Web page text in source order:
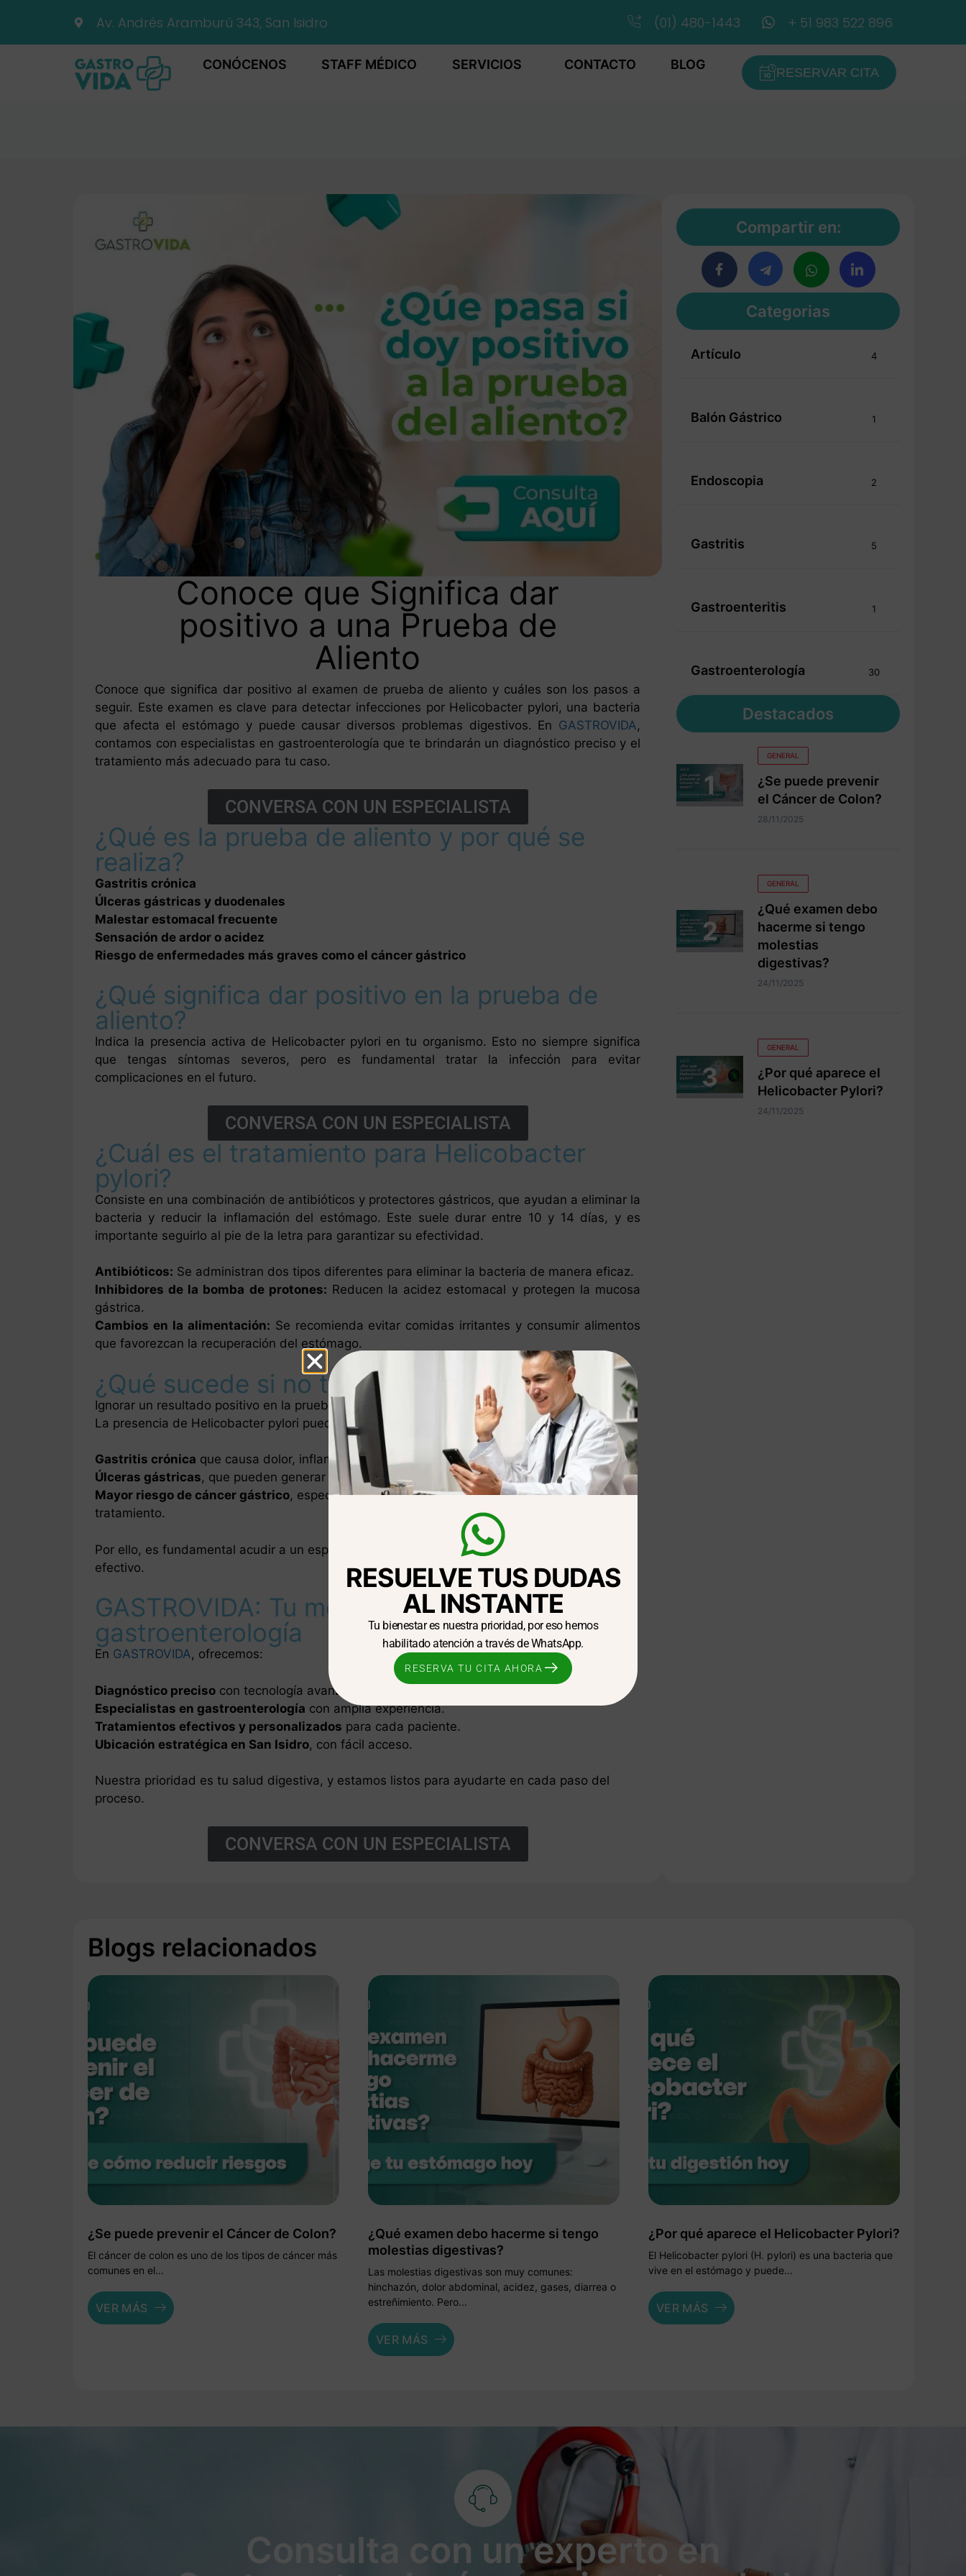
Av. Andrés Aramburú 343, San Isidro (01) 480-1443 + 51 983 522 896
CONÓCENOS STAFF MÉDICO SERVICIOS CONTACTO BLOG
RESERVAR CITA
Conoce que Significa dar
positivo a una Prueba de
Aliento
Conoce que significa dar positivo al examen de prueba de aliento y cuáles son los pasos a
seguir. Este examen es clave para detectar infecciones por Helicobacter pylori, una bacteria
que afecta el estómago y puede causar diversos problemas digestivos. En GASTROVIDA,
contamos con especialistas en gastroenterología que te brindarán un diagnóstico preciso y el
tratamiento más adecuado para tu caso.
CONVERSA CON UN ESPECIALISTA
¿Qué es la prueba de aliento y por qué se
realiza?
Gastritis crónica
Úlceras gástricas y duodenales
Malestar estomacal frecuente
Sensación de ardor o acidez
Riesgo de enfermedades más graves como el cáncer gástrico
¿Qué significa dar positivo en la prueba de
aliento?
Indica la presencia activa de Helicobacter pylori en tu organismo. Esto no siempre significa
que tengas síntomas severos, pero es fundamental tratar la infección para evitar
complicaciones en el futuro.
CONVERSA CON UN ESPECIALISTA
¿Cuál es el tratamiento para Helicobacter
pylori?
Consiste en una combinación de antibióticos y protectores gástricos, que ayudan a eliminar la
bacteria y reducir la inflamación del estómago. Este suele durar entre 10 y 14 días, y es
importante seguirlo al pie de la letra para garantizar su efectividad.
Antibióticos: Se administran dos tipos diferentes para eliminar la bacteria de manera eficaz.
Inhibidores de la bomba de protones: Reducen la acidez estomacal y protegen la mucosa
gástrica.
Cambios en la alimentación: Se recomienda evitar comidas irritantes y consumir alimentos
que favorezcan la recuperación del estómago.
¿Qué sucede si no trato la infección?
Ignorar un resultado positivo en la prueba de aliento puede traer consecuencias a largo plazo.
La presencia de Helicobacter pylori puede provocar:
Gastritis crónica que causa dolor, inflamación y ardor en el estómago.
Úlceras gástricas, que pueden generar sangrado y molestias severas.
Mayor riesgo de cáncer gástrico, especialmente si la infección persiste por años sin
tratamiento.
Por ello, es fundamental acudir a un especialista que brinde un tratamiento oportuno y
efectivo.
GASTROVIDA: Tu mejor opción en
gastroenterología
En GASTROVIDA, ofrecemos:
Diagnóstico preciso con tecnología avanzada.
Especialistas en gastroenterología con amplia experiencia.
Tratamientos efectivos y personalizados para cada paciente.
Ubicación estratégica en San Isidro, con fácil acceso.
Nuestra prioridad es tu salud digestiva, y estamos listos para ayudarte en cada paso del
proceso.
CONVERSA CON UN ESPECIALISTA
Compartir en:
Categorias
Artículo 4
Balón Gástrico 1
Endoscopia 2
Gastritis 5
Gastroenteritis 1
Gastroenterología 30
Destacados
GENERAL
¿Se puede prevenir
el Cáncer de Colon?
28/11/2025
GENERAL
¿Qué examen debo
hacerme si tengo
molestias
digestivas?
24/11/2025
GENERAL
¿Por qué aparece el
Helicobacter Pylori?
24/11/2025
Blogs relacionados
¿Se puede prevenir el Cáncer de Colon?
El cáncer de colon es uno de los tipos de cáncer más
comunes en el...
VER MÁS
¿Qué examen debo hacerme si tengo
molestias digestivas?
Las molestias digestivas son muy comunes:
hinchazón, dolor abdominal, acidez, gases, diarrea o
estreñimiento. Pero...
VER MÁS
¿Por qué aparece el Helicobacter Pylori?
El Helicobacter pylori (H. pylori) es una bacteria que
vive en el estómago y puede...
VER MÁS
Consulta con un experto en
RESUELVE TUS DUDAS
AL INSTANTE
Tu bienestar es nuestra prioridad, por eso hemos
habilitado atención a través de WhatsApp.
RESERVA TU CITA AHORA